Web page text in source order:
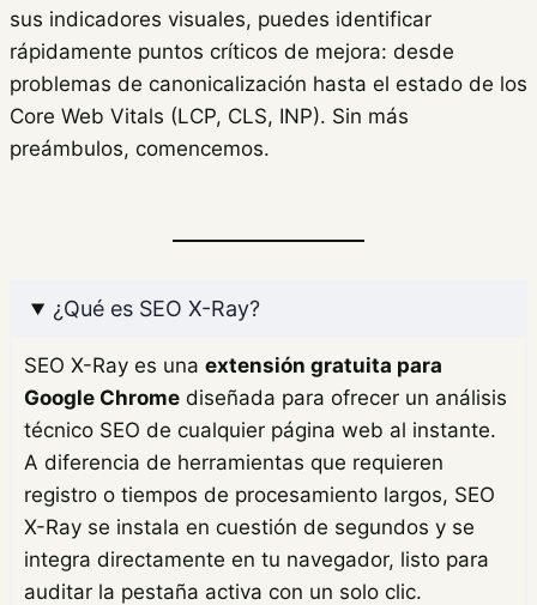
sus indicadores visuales, puedes identificar
rápidamente puntos críticos de mejora: desde
problemas de canonicalización hasta el estado de los
Core Web Vitals (LCP, CLS, INP). Sin más
preámbulos, comencemos.
¿Qué es SEO X-Ray?
SEO X-Ray es una extensión gratuita para
Google Chrome diseñada para ofrecer un análisis
técnico SEO de cualquier página web al instante.
A diferencia de herramientas que requieren
registro o tiempos de procesamiento largos, SEO
X-Ray se instala en cuestión de segundos y se
integra directamente en tu navegador, listo para
auditar la pestaña activa con un solo clic.